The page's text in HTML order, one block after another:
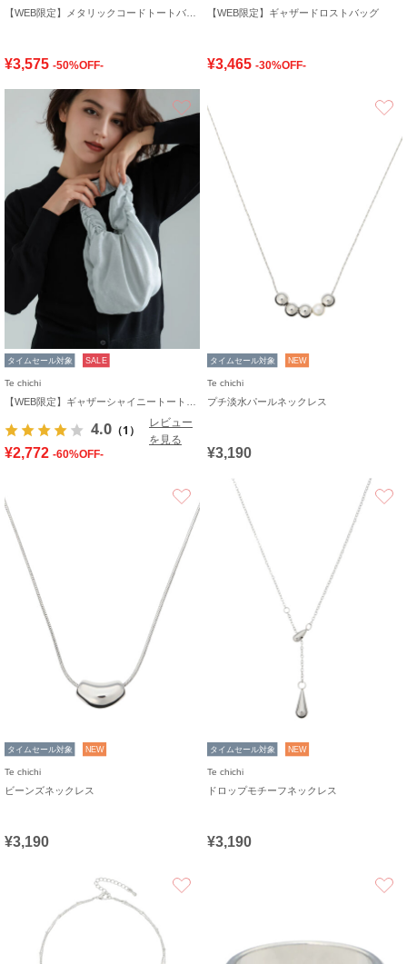
¥3,575 -50%OFF-
【WEB限定】ギャザードロストバッグ
¥3,465 -30%OFF-
タイムセール対象 SALE
Te chichi
4.0 （1）
レビュー
を見る
¥2,772 -60%OFF-
タイムセール対象 NEW
Te chichi
プチ淡水パールネックレス
¥3,190
お気に入り
タイムセール対象 NEW
Te chichi
ビーンズネックレス
¥3,190
タイムセール対象 NEW
Te chichi
ドロップモチーフネックレス
¥3,190